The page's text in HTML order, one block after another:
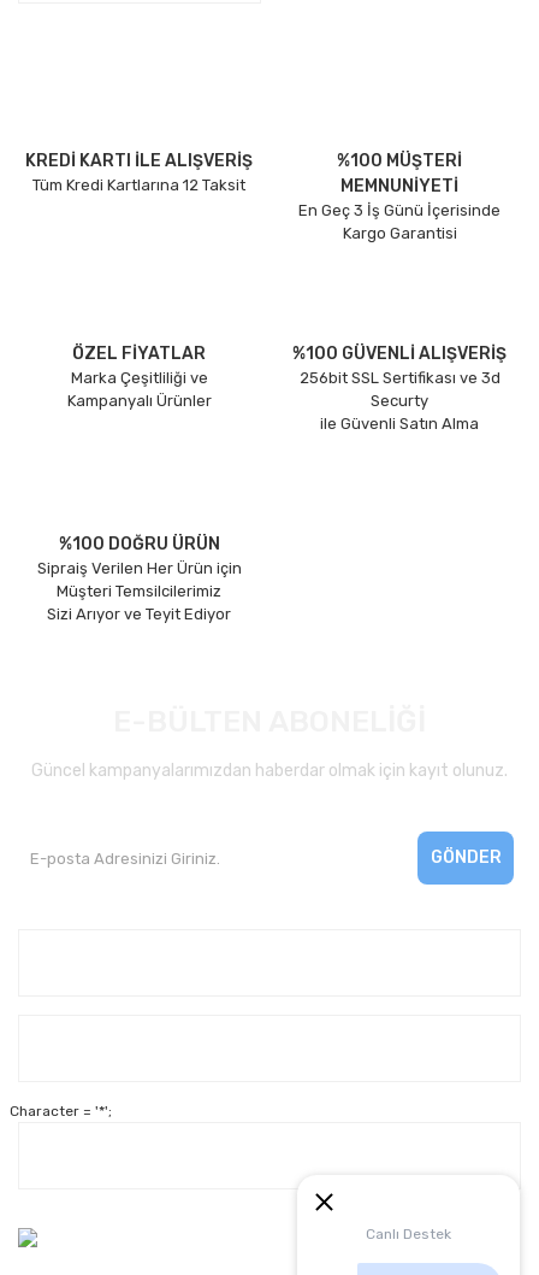
Canlı Destek
KREDİ KARTI İLE ALIŞVERİŞ
Tüm Kredi Kartlarına 12 Taksit
%100 MÜŞTERİ
MEMNUNİYETİ
En Geç 3 İş Günü İçerisinde
Kargo Garantisi
ÖZEL FİYATLAR
Marka Çeşitliliği ve
Kampanyalı Ürünler
%100 GÜVENLİ ALIŞVERİŞ
256bit SSL Sertifikası ve 3d
Securty
ile Güvenli Satın Alma
%100 DOĞRU ÜRÜN
Sipraiş Verilen Her Ürün için
Müşteri Temsilcilerimiz
Sizi Arıyor ve Teyit Ediyor
Güncel kampanyalarımızdan haberdar olmak için kayıt olunuz.
GÖNDER
Character = '*';